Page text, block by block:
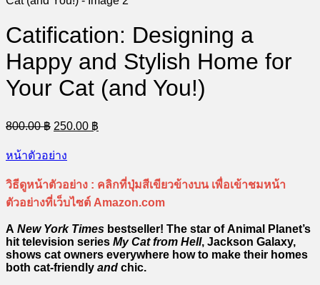
Catification: Designing a
Happy and Stylish Home for
Your Cat (and You!)
was:
Current
หน้าตัวอย่าง
วิธีดูหน้าตัวอย่าง :
ตัวอย่างที่เว็บไซต์ Amazon.com
ANew York Timesbestseller! The star of Animal Planet’s
shows cat owners everywhere how to make their homes
both cat-friendlyandchic.